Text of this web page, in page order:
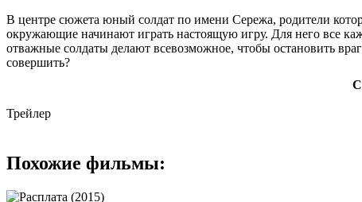
В центре сюжета юный солдат по имени Сережа, родители
окружающие начинают играть настоящую игру. Для него все
отважные солдаты делают всевозможное, чтобы остановить
совершить?
Трейлер
Похожие фильмы: